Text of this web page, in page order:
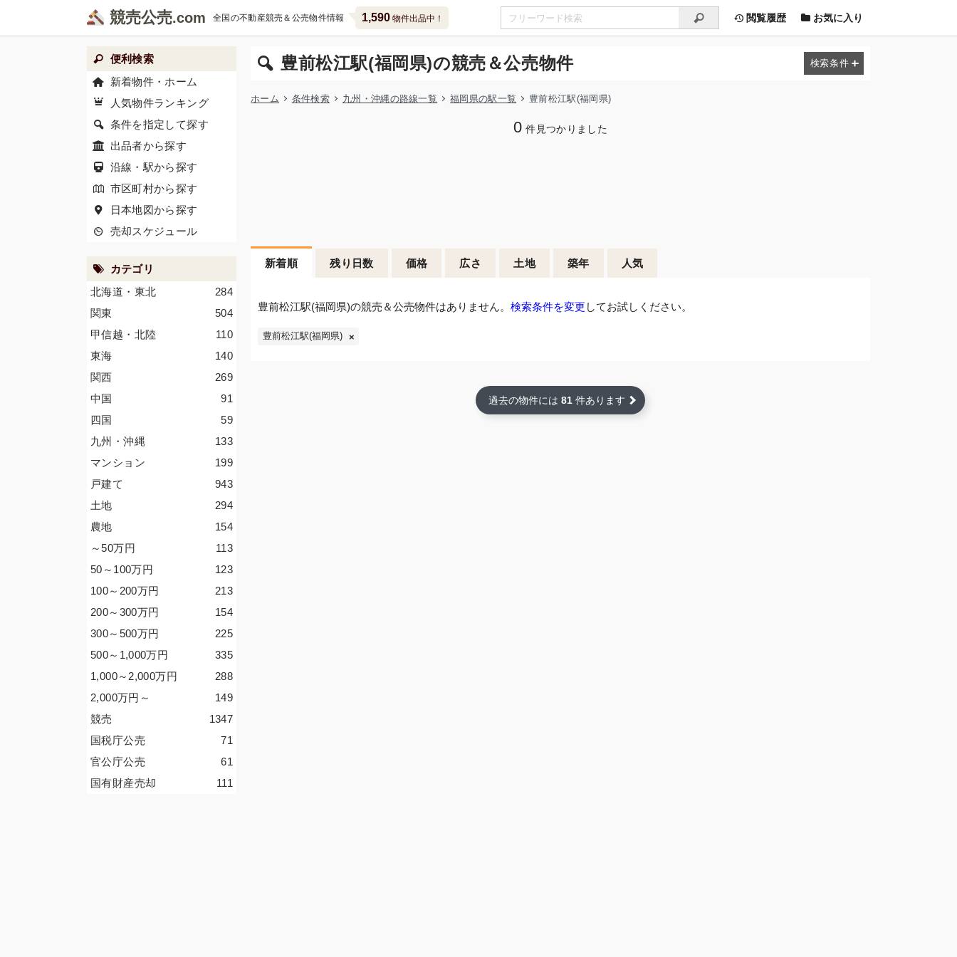
競売公売 全国の不動産競売＆公売物件情報 1,590物件出品中！ 閲覧履歴 お気に入り
豊前松江駅(福岡県)の競売＆公売物件
ホーム 条件検索 九州・沖縄の路線一覧 福岡県の駅一覧 豊前松江駅(福岡県)
0 件見つかりました
新着順 残り日数 価格 広さ 土地 築年 人気
豊前松江駅(福岡県)の競売＆公売物件はありません。 検索条件を変更 してお試しください。
豊前松江駅(福岡県)
過去の物件には 81 件あります
便利検索
新着物件・ホーム
人気物件ランキング
条件を指定して探す
出品者から探す
沿線・駅から探す
市区町村から探す
日本地図から探す
売却スケジュール
カテゴリ
284
北海道・東北
504
関東
110
甲信越・北陸
140
東海
269
関西
91
中国
59
四国
133
九州・沖縄
199
マンション
943
戸建て
294
土地
154
農地
113
～50万円
123
50～100万円
213
100～200万円
154
200～300万円
225
300～500万円
335
500～1,000万円
288
1,000～2,000万円
149
2,000万円 ～
1347
競売
71
国税庁公売
61
官公庁公売
111
国有財産売却